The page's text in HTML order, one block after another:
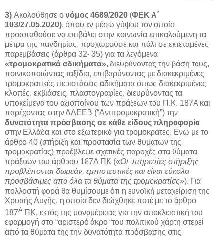
3) Ακολούθησε ο νόμος 4689/2020 (ΦΕΚ Α΄
103/27.05.2020), όπου εν μέσω γύψου τον οποίο
προσπαθούσε να επιβάλει στην κοινωνία επικαλούμενη τα
μέτρα της πανδημίας, προχωρούσε και πάλι σε εκτεταμένες
παρεμβάσεις (άρθρα 32- 35) για τα λεγόμενα
«τρομοκρατικά αδικήματα», διευρύνοντας την βάση τους,
ποινικοποιώντας ταξίδια, επιβαρύνοντας με διακεκριμένες
τρομοκρατικές περιστάσεις αδικήματα όπως διακεκριμένες
κλοπές, εκβιάσεις, πλαστογραφίες, διευρύνοντας τα
υποκείμενα του αξιοποίνου των πράξεων του Π.Κ. 187Α και
παρέχοντας στην ΔΑΕΕΒ (“Αντιτρομοκρατική”) την
δυνατότητα πρόσβασης σε κάθε είδους πληροφορία
στην Ελλάδα και στο εξωτερικό για τρομοκράτες. Ενώ με το
άρθρο 40 (στήριξη και προστασία των θυμάτων της
τρομοκρατίας) προέβλεψε σχετικές παροχές στα θύματα
πράξεων του άρθρου 187Α ΠΚ («Οι υπηρεσίες στήριξης
προβλέπονται δωρεάν, εμπιστευτικές και είναι εύκολα
προσβάσιμες από όλα τα θύματα της τρομοκρατίας»). Για
πολλοστή φορά θα θυμίσουμε ότι η ευνοϊκή μεταχείριση της
Χρυσής Αυγής, η οποία δεν διώχθηκε ποτέ με το άρθρο
187Α ΠΚ, εκτός της μονομέρειας για την αποκλειστική του
εφαρμογή στο “αριστερό άκρο “του πολιτικού χάρτη στερεί
από τα θύματα της την δυνατότητα πρόσβασης στις